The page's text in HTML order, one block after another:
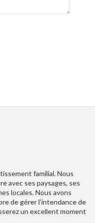
familial. Nous
avec ses paysages, ses
locales. Nous avons
de gérer l’intendance de
un excellent moment